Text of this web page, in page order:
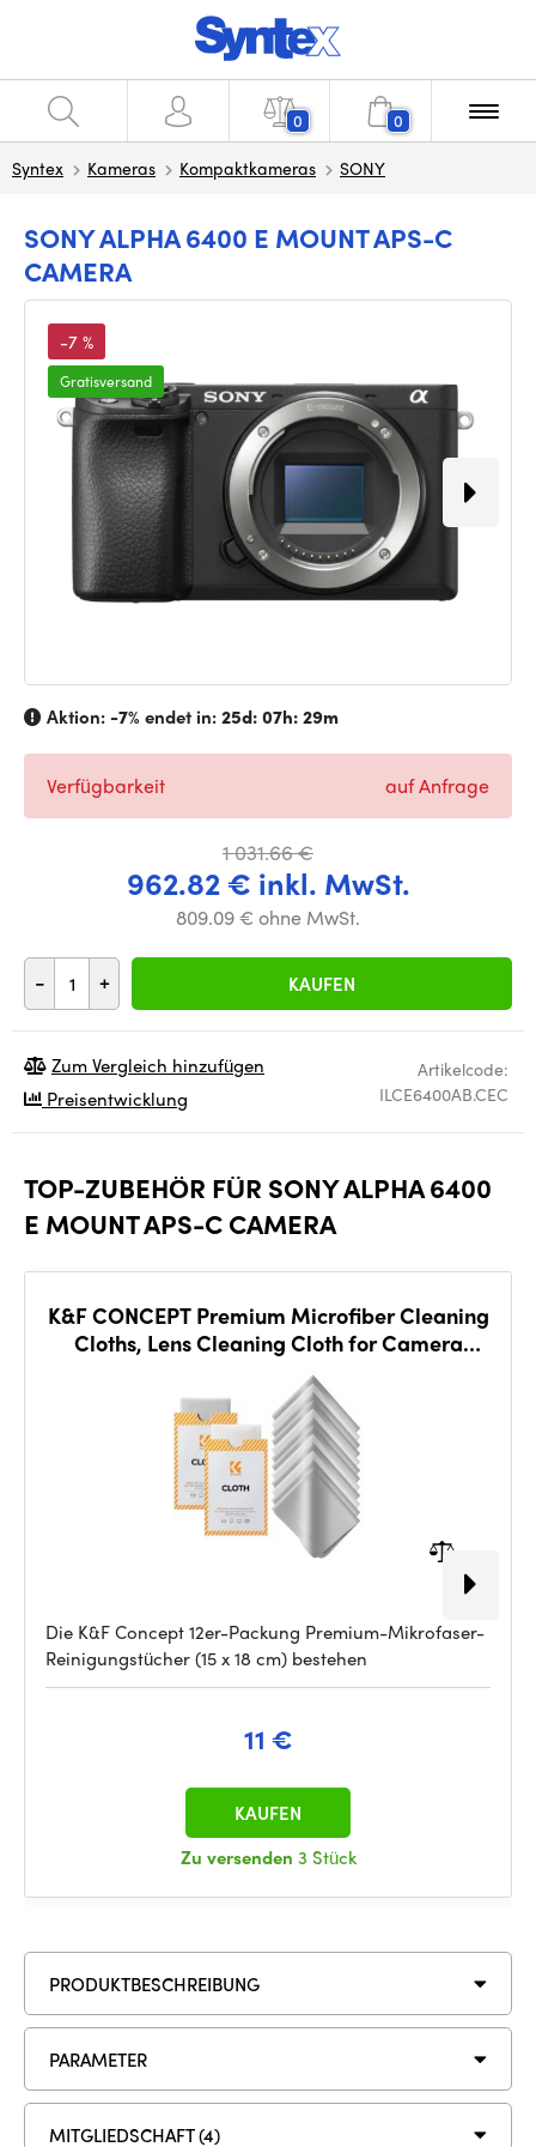
0 0
Syntex Kameras Kompaktkameras SONY
SONY ALPHA 6400 E MOUNT APS-C
CAMERA
-7 %
Gratisversand
Aktion:-7% endet in:25d: 07h: 29m
1 031.66 €
962.82 € inkl. MwSt.
809.09 € ohne MwSt.
- + KAUFEN
Verfügbarkeit auf Anfrage
Artikelcode:
ILCE6400AB.CEC
Zum Vergleich hinzufügen
Preisentwicklung
TOP-ZUBEHÖR FÜR SONY ALPHA 6400
E MOUNT APS-C CAMERA
K&F CONCEPT Premium Microfiber Cleaning
Cloths, Lens Cleaning Cloth for Camera
Die K&F Concept 12er-Packung Premium-Mikrofaser-
Reinigungstücher (15 x 18 cm) bestehen
11 €
Zu versenden 3 Stück
KAUFEN
PRODUKTBESCHREIBUNG
PARAMETER
MITGLIEDSCHAFT (4)